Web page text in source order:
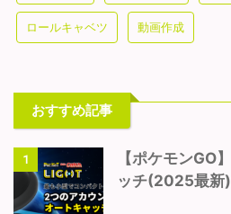
ロールキャベツ 動画作成
おすすめ記事
1
【ポケモンGO
ッチ(2025最新)